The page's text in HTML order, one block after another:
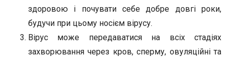
здоровою і почувати себе добре довгі роки,
будучи при цьому носієм вірусу.
Вірус може передаватися на всіх стадіях
захворювання через кров, сперму, овуляційні та